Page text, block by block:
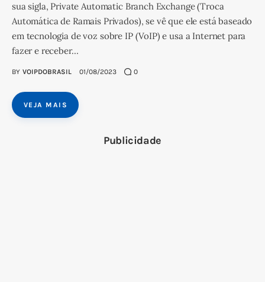
sua sigla, Private Automatic Branch Exchange (Troca
Automática de Ramais Privados), se vê que ele está baseado
em tecnologia de voz sobre IP (VoIP) e usa a Internet para
fazer e receber…
BY VOIPDOBRASIL 01/08/2023 0
VEJA MAIS
Publicidade